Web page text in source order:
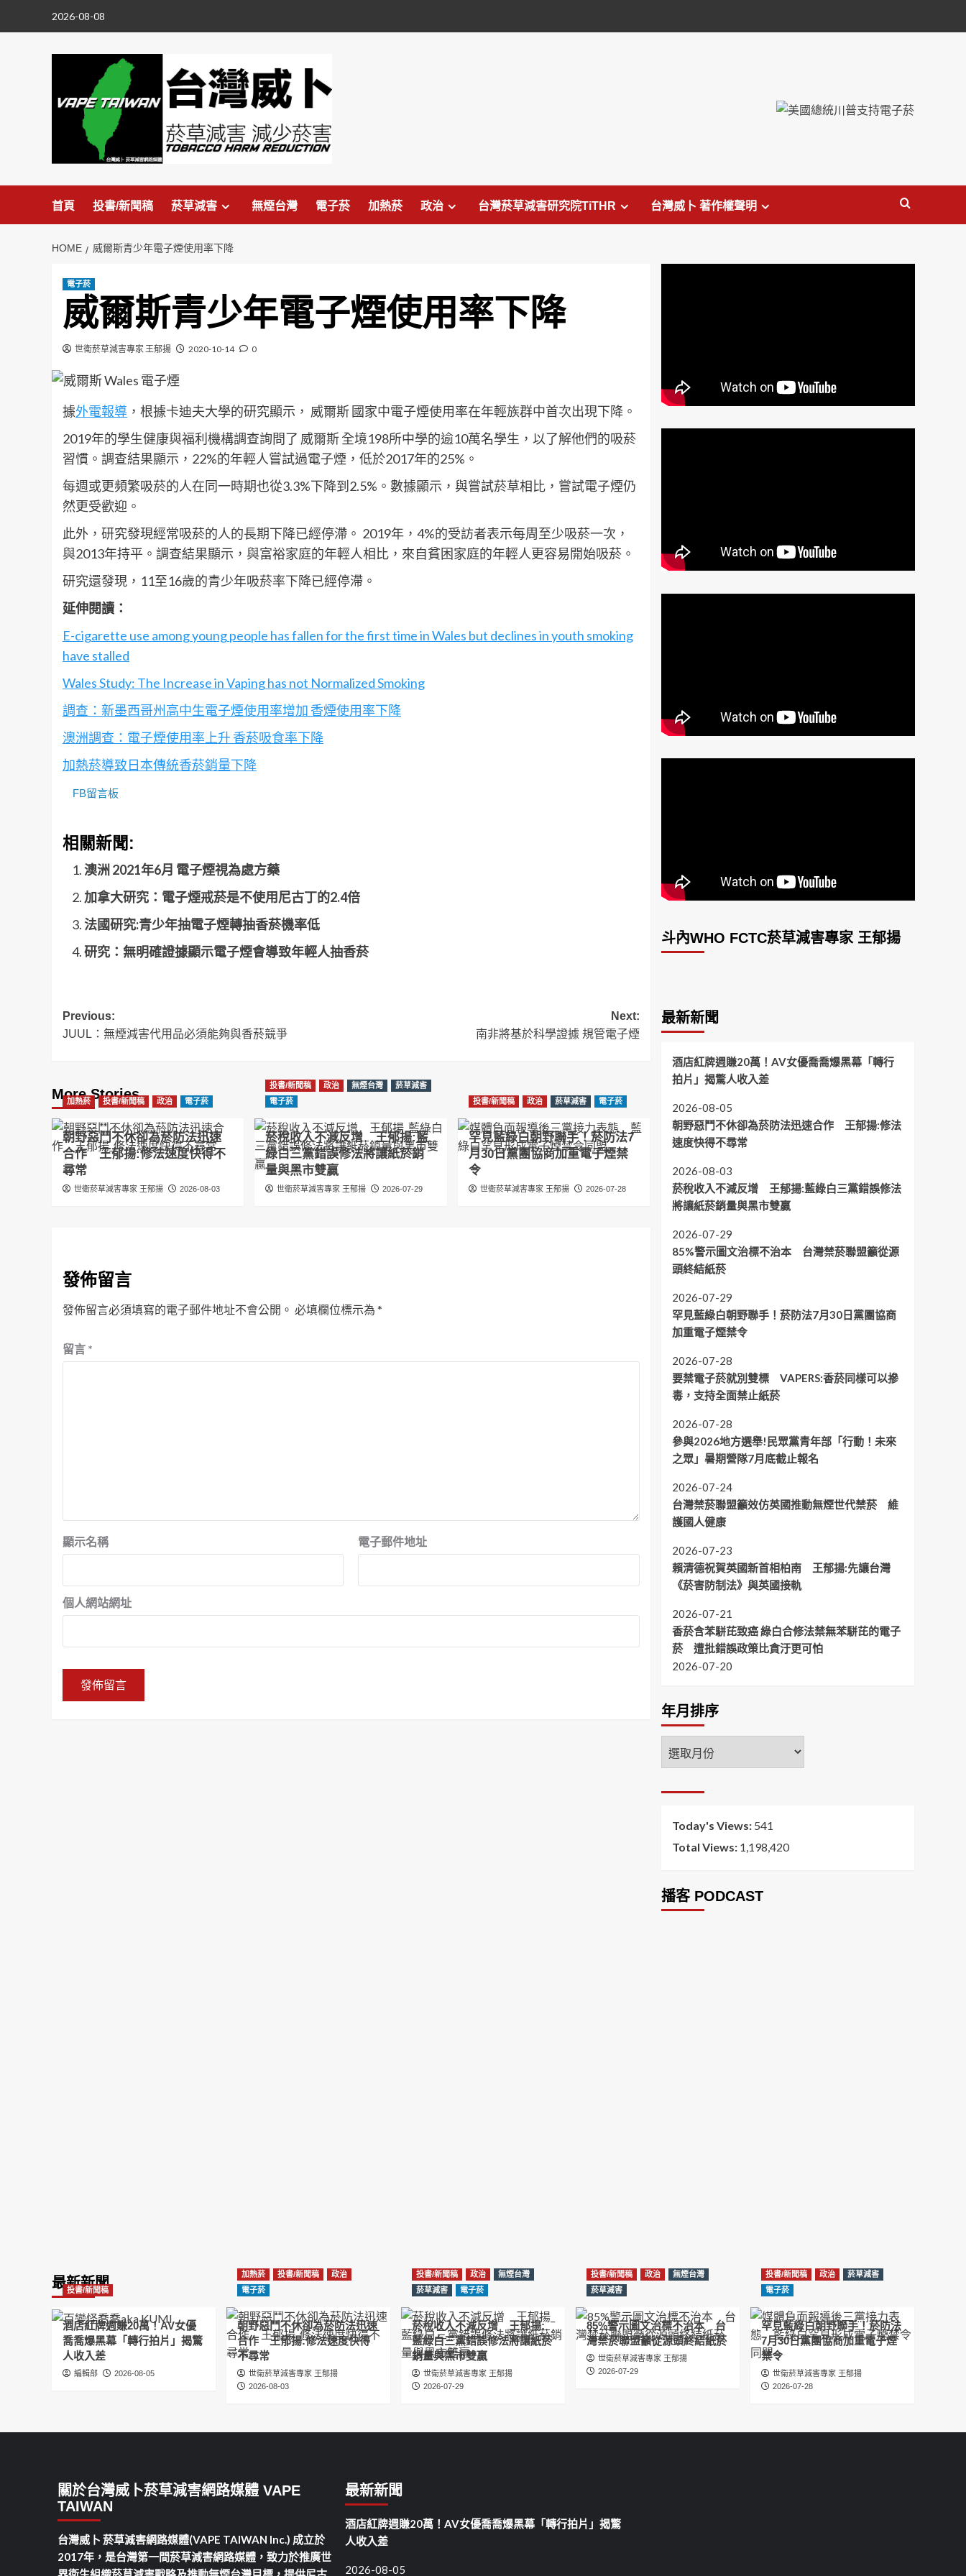
2026-08-08
首頁 投書/新聞稿 菸草減害 無煙台灣 電子菸 加熱菸 政治 台灣菸草減害研究院TiTHR 台灣威卜 著作權聲明
HOME 威爾斯青少年電子煙使用率下降
電子菸
威爾斯青少年電子煙使用率下降
世衛菸草減害專家 王郁揚 2020-10-14 0
據外電報導 ，根據卡迪夫大學的研究顯示， 威爾斯 國家中電子煙使用率在年輕族群中首次出現下降。
2019年的學生健康與福利機構調查詢問了 威爾斯 全境198所中學的逾10萬名學生，以了解他們的吸菸
習慣。調查結果顯示，22%的年輕人嘗試過電子煙，低於2017年的25%。
每週或更頻繁吸菸的人在同一時期也從3.3%下降到2.5%。數據顯示，與嘗試菸草相比，嘗試電子煙仍
然更受歡迎。
此外，研究發現經常吸菸的人的長期下降已經停滯。 2019年，4%的受訪者表示每周至少吸菸一次，
與2013年持平。調查結果顯示，與富裕家庭的年輕人相比，來自貧困家庭的年輕人更容易開始吸菸。
研究還發現，11至16歲的青少年吸菸率下降已經停滯。
延伸閱讀：
E-cigarette use among young people has fallen for the first time in Wales but declines in youth smoking
have stalled
Wales Study: The Increase in Vaping has not Normalized Smoking
調查：新墨西哥州高中生電子煙使用率增加 香煙使用率下降
澳洲調查：電子煙使用率上升 香菸吸食率下降
加熱菸導致日本傳統香菸銷量下降
FB留言板
相關新聞:
澳洲 2021年6月 電子煙視為處方藥
加拿大研究：電子煙戒菸是不使用尼古丁的2.4倍
法國研究:青少年抽電子煙轉抽香菸機率低
研究：無明確證據顯示電子煙會導致年輕人抽香菸
Post
navigation
Previous:
JUUL：無煙減害代用品必須能夠與香菸競爭
Next:
南非將基於科學證據 規管電子煙
More Stories
加熱菸 投書/新聞稿 政治 電子菸
朝野惡鬥不休卻為菸防法迅速
合作 王郁揚:修法速度快得不
尋常
世衛菸草減害專家 王郁揚 2026-08-03
投書/新聞稿 政治 無煙台灣
菸草減害
電子菸
菸稅收入不減反增 王郁揚:藍
綠白三黨錯誤修法將讓紙菸銷
量與黑市雙贏
世衛菸草減害專家 王郁揚 2026-07-29
投書/新聞稿 政治 菸草減害 電子菸
罕見藍綠白朝野聯手！菸防法7
月30日黨團協商加重電子煙禁
令
世衛菸草減害專家 王郁揚 2026-07-28
發佈留言
發佈留言必須填寫的電子郵件地址不會公開。 必填欄位標示為 *
留言 *
顯示名稱 電子郵件地址
個人網站網址
斗內WHO FCTC菸草減害專家 王郁揚
最新新聞
酒店紅牌週賺20萬！AV女優喬喬爆黑幕「轉行
拍片」揭驚人收入差
2026-08-05
朝野惡鬥不休卻為菸防法迅速合作 王郁揚:修法
速度快得不尋常
2026-08-03
菸稅收入不減反增 王郁揚:藍綠白三黨錯誤修法
將讓紙菸銷量與黑市雙贏
2026-07-29
85%警示圖文治標不治本 台灣禁菸聯盟籲從源
頭終結紙菸
2026-07-29
罕見藍綠白朝野聯手！菸防法7月30日黨團協商
加重電子煙禁令
2026-07-28
要禁電子菸就別雙標 VAPERS:香菸同樣可以摻
毒，支持全面禁止紙菸
2026-07-28
參與2026地方選舉!民眾黨青年部「行動！未來
之眾」暑期營隊7月底截止報名
2026-07-24
台灣禁菸聯盟籲效仿英國推動無煙世代禁菸 維
護國人健康
2026-07-23
賴清德祝賀英國新首相柏南 王郁揚:先讓台灣
《菸害防制法》與英國接軌
2026-07-21
香菸含苯駢芘致癌 綠白合修法禁無苯駢芘的電子
菸 遭批錯誤政策比貪汙更可怕
2026-07-20
年月排序
年
月
Today's Views: 541
Total Views: 1,198,420
播客 PODCAST
دليل مناصرة السجائر الإلكترونية: التاريخ الخفي
الاجتماعية #Fahad Al-Jalajel #فهد بن
عبدالرحمن الجلاجل #Sania Nishtar #ثانیہ نشتر;
2025-05-17
邊緣化科學：WHO對菸草減害策略的背離 ft.世
Information
最新新聞
投書/新聞稿
酒店紅牌週賺20萬！AV女優
喬喬爆黑幕「轉行拍片」揭驚
人收入差
編輯部 2026-08-05
加熱菸 投書/新聞稿
政治
電子菸
朝野惡鬥不休卻為菸防法迅速
合作 王郁揚:修法速度快得
不尋常
世衛菸草減害專家 王郁揚
2026-08-03
投書/新聞稿 政治
無煙台灣
菸草減害
電子菸
菸稅收入不減反增 王郁揚:
藍綠白三黨錯誤修法將讓紙菸
銷量與黑市雙贏
世衛菸草減害專家 王郁揚
2026-07-29
投書/新聞稿 政治
無煙台灣
菸草減害
85%警示圖文治標不治本 台
灣禁菸聯盟籲從源頭終結紙菸
世衛菸草減害專家 王郁揚
2026-07-29
投書/新聞稿 政治
菸草減害
電子菸
罕見藍綠白朝野聯手！菸防法
7月30日黨團協商加重電子煙
禁令
世衛菸草減害專家 王郁揚
2026-07-28
關於台灣威卜菸草減害網路媒體 VAPE
TAIWAN
台灣威卜 菸草減害網路媒體(VAPE TAIWAN Inc.) 成立於
2017年，是台灣第一間菸草減害網路媒體，致力於推廣世
最新新聞
酒店紅牌週賺20萬！AV女優喬喬爆黑幕「轉行拍片」揭驚
人收入差
2026-08-05